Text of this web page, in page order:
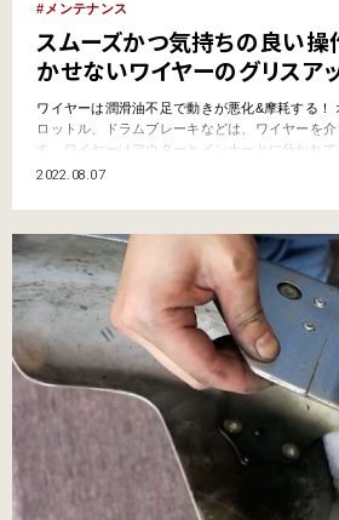
メンテナンス
スムーズかつ気持ちの良い
かせないワイヤーのグリスアッ
ワイヤーは潤滑油不足で動きが悪化&摩耗する！
ロットル、ドラムブレーキなどは、ワイヤーを
す。ワイヤーはアウターとインナーとに分かれ
を細い針金を紡いだインナーワイヤーが通り、中
も共にスチール製（一部にはステンレスもあ…
2022.08.07